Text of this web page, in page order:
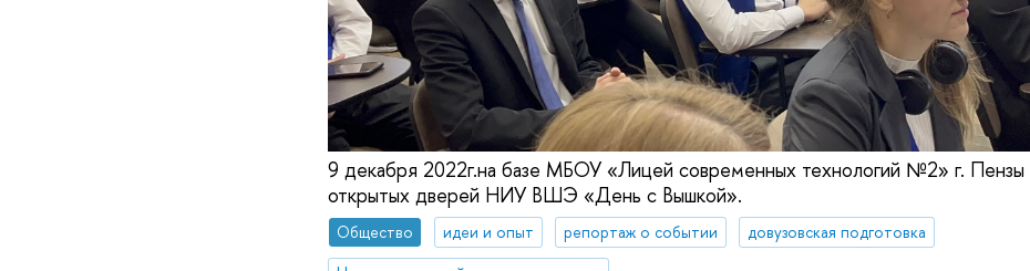
9 декабря 2022г.на базе МБОУ «Лицей современных технологий №2» г.
открытых дверей НИУ ВШЭ «День с Вышкой».
Общество идеи и опыт репортаж о событии
довузовская подготовка